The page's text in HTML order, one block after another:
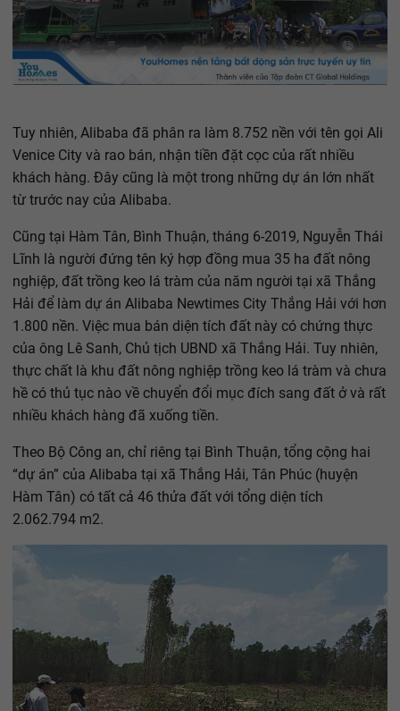
Tuy nhiên, Alibaba đã phân ra làm 8.752 nền với tên gọi Ali
Venice City và rao bán, nhận tiền đặt cọc của rất nhiều
khách hàng. Đây cũng là một trong những dự án lớn nhất
từ trước nay của Alibaba.
Cũng tại Hàm Tân, Bình Thuận, tháng 6-2019, Nguyễn Thái
Lĩnh là người đứng tên ký hợp đồng mua 35 ha đất nông
nghiệp, đất trồng keo lá tràm của năm người tại xã Thắng
Hải để làm dự án Alibaba Newtimes City Thắng Hải với hơn
1.800 nền. Việc mua bán diện tích đất này có chứng thực
của ông Lê Sanh, Chủ tịch UBND xã Thắng Hải. Tuy nhiên,
thực chất là khu đất nông nghiệp trồng keo lá tràm và chưa
hề có thủ tục nào về chuyển đổi mục đích sang đất ở và rất
nhiều khách hàng đã xuống tiền.
Theo Bộ Công an, chỉ riêng tại Bình Thuận, tổng cộng hai
“dự án” của Alibaba tại xã Thắng Hải, Tân Phúc (huyện
Hàm Tân) có tất cả 46 thửa đất với tổng diện tích
2.062.794 m2.